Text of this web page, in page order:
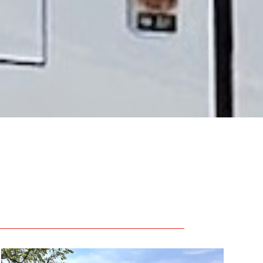
Anfrage Busvermietung